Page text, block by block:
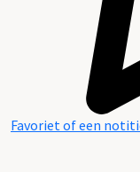
Favoriet of een